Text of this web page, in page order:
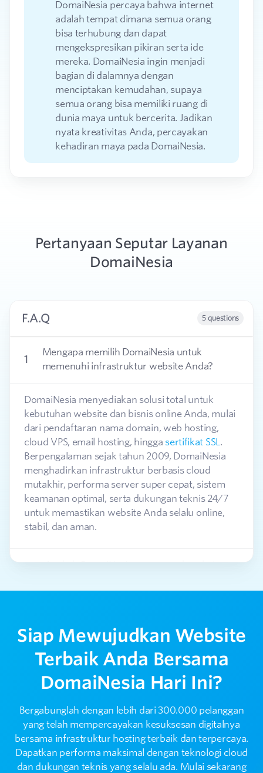
DomaiNesia percaya bahwa internet
adalah tempat dimana semua orang
bisa terhubung dan dapat
mengekspresikan pikiran serta ide
mereka. DomaiNesia ingin menjadi
bagian di dalamnya dengan
menciptakan kemudahan, supaya
semua orang bisa memiliki ruang di
dunia maya untuk bercerita. Jadikan
nyata kreativitas Anda, percayakan
kehadiran maya pada DomaiNesia.
Pertanyaan Seputar Layanan
DomaiNesia
F.A.Q 5 questions
1
Mengapa memilih DomaiNesia untuk
memenuhi infrastruktur website Anda?
DomaiNesia menyediakan solusi total untuk
kebutuhan website dan bisnis online Anda, mulai
dari pendaftaran nama domain, web hosting,
cloud VPS, email hosting, hingga sertifikat SSL.
Berpengalaman sejak tahun 2009, DomaiNesia
menghadirkan infrastruktur berbasis cloud
mutakhir, performa server super cepat, sistem
keamanan optimal, serta dukungan teknis 24/7
untuk memastikan website Anda selalu online,
stabil, dan aman.
Apakah DomaiNesia aman untuk website,
purna jual?
Bagaimana cara menghubungi tim support
DomaiNesia?
5
Bagaimana DomaiNesia menjaga performa
layanan dan server?
Siap Mewujudkan Website
Terbaik Anda Bersama
DomaiNesia Hari Ini?
Bergabunglah dengan lebih dari 300.000 pelanggan
yang telah mempercayakan kesuksesan digitalnya
bersama infrastruktur hosting terbaik dan terpercaya.
Dapatkan performa maksimal dengan teknologi cloud
dan dukungan teknis yang selalu ada. Mulai sekarang